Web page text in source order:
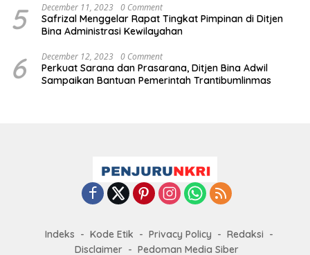
5 December 11, 2023 0 Comment
Safrizal Menggelar Rapat Tingkat Pimpinan di Ditjen
Bina Administrasi Kewilayahan
6 December 12, 2023 0 Comment
Perkuat Sarana dan Prasarana, Ditjen Bina Adwil
Sampaikan Bantuan Pemerintah Trantibumlinmas
Indeks Kode Etik Privacy Policy
Redaksi
Disclaimer
Pedoman Media Siber